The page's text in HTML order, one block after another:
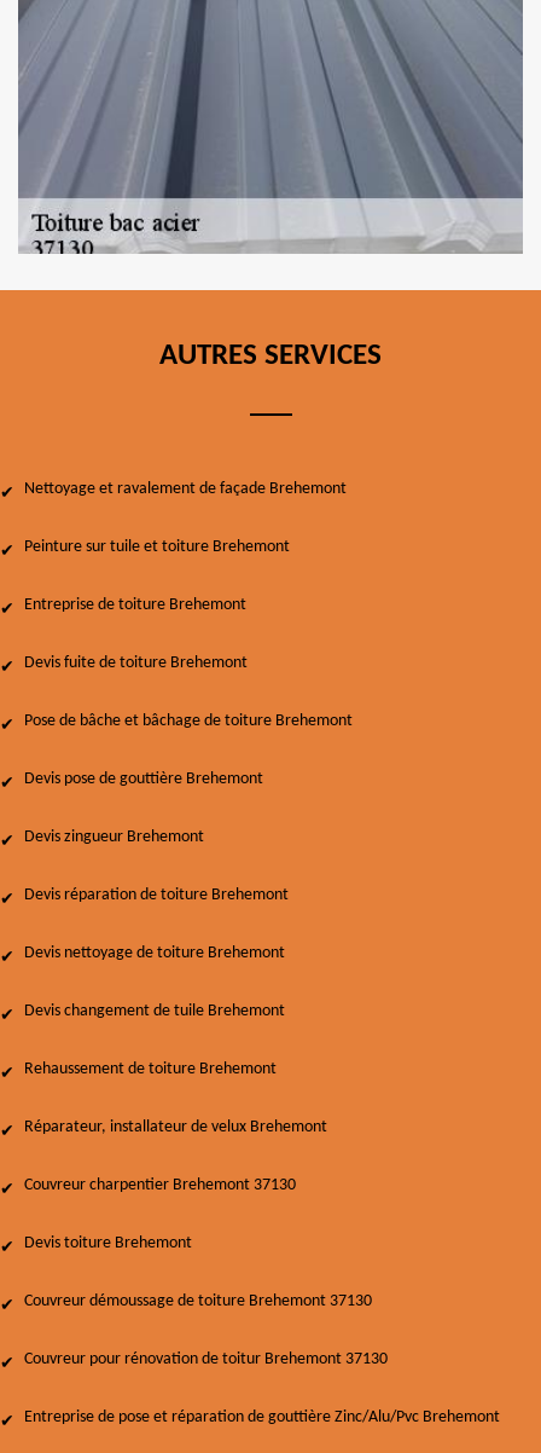
AUTRES SERVICES
Nettoyage et ravalement de façade Brehemont
Peinture sur tuile et toiture Brehemont
Entreprise de toiture Brehemont
Devis fuite de toiture Brehemont
Pose de bâche et bâchage de toiture Brehemont
Devis pose de gouttière Brehemont
Devis zingueur Brehemont
Devis réparation de toiture Brehemont
Devis nettoyage de toiture Brehemont
Devis changement de tuile Brehemont
Rehaussement de toiture Brehemont
Réparateur, installateur de velux Brehemont
Couvreur charpentier Brehemont 37130
Devis toiture Brehemont
Couvreur démoussage de toiture Brehemont 37130
Couvreur pour rénovation de toitur Brehemont 37130
Entreprise de pose et réparation de gouttière Zinc/Alu/Pvc Brehemont